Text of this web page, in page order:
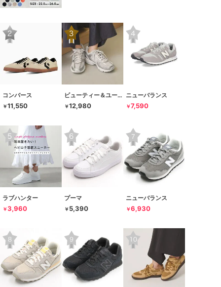
コンバース
￥11,550
ビューティー＆ユース ユナイテッドアローズ
￥12,980
ニューバランス
￥7,590
ラブハンター
￥3,960
プーマ
￥ 5,390
ニューバランス
￥6,930